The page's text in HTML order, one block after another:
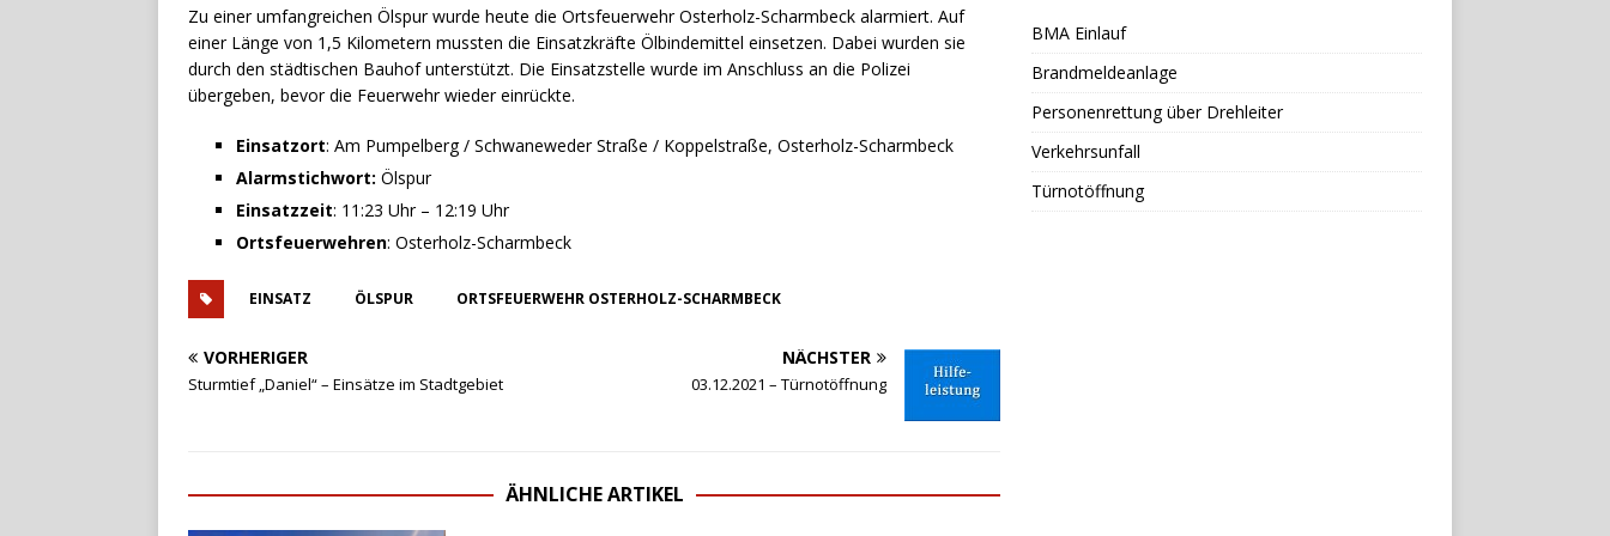
Zu einer umfangreichen Ölspur wurde heute die Ortsfeuerwehr Osterholz-Scharmbeck alarmiert. Auf
einer Länge von 1,5 Kilometern mussten die Einsatzkräfte Ölbindemittel einsetzen. Dabei wurden sie
durch den städtischen Bauhof unterstützt. Die Einsatzstelle wurde im Anschluss an die Polizei
übergeben, bevor die Feuerwehr wieder einrückte.
Einsatzort: Am Pumpelberg / Schwaneweder Straße / Koppelstraße, Osterholz-Scharmbeck
Alarmstichwort: Ölspur
Einsatzzeit: 11:23 Uhr – 12:19 Uhr
Ortsfeuerwehren: Osterholz-Scharmbeck
EINSATZ ÖLSPUR ORTSFEUERWEHR OSTERHOLZ-SCHARMBECK
VORHERIGER
Sturmtief „Daniel“ – Einsätze im Stadtgebiet
NÄCHSTER
03.12.2021 – Türnotöffnung
ÄHNLICHE ARTIKEL
BMA Einlauf
Brandmeldeanlage
Personenrettung über Drehleiter
Verkehrsunfall
Türnotöffnung